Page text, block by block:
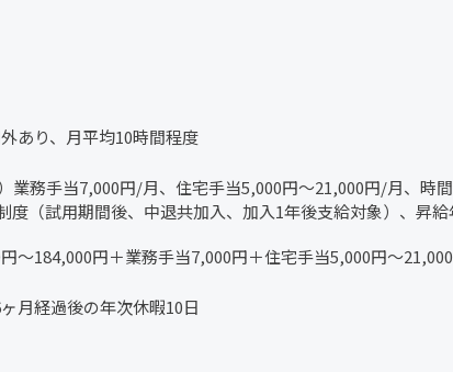
あり、月平均10時間程度
務手当7,000円/月、住宅手当5,000円～21,000円/月、時
度（試用期間後、中退共加入、加入1年後支給対象）、昇給
～184,000円＋業務手当7,000円＋住宅手当5,000円～21,000
月経過後の年次休暇10日